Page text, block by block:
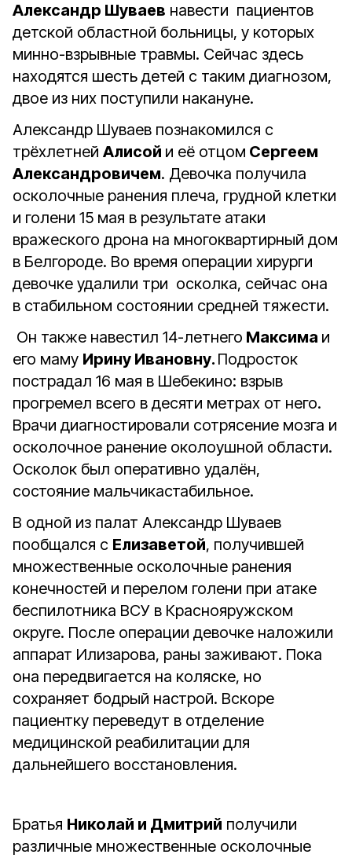
Александр Шуваев навести пациентов
детской областной больницы, у которых
минно-взрывные травмы. Сейчас здесь
находятся шесть детей с таким диагнозом,
двое из них поступили накануне.
Александр Шуваев познакомился с
трёхлетней Алисой и её отцом Сергеем
Александровичем. Девочка получила
осколочные ранения плеча, грудной клетки
и голени 15 мая в результате атаки
вражеского дрона на многоквартирный дом
в Белгороде. Во время операции хирурги
девочке удалили три осколка, сейчас она
в стабильном состоянии средней тяжести.
Он также навестил 14-летнего Максима и
его маму Ирину Ивановну. Подросток
пострадал 16 мая в Шебекино: взрыв
прогремел всего в десяти метрах от него.
Врачи диагностировали сотрясение мозга и
осколочное ранение околоушной области.
Осколок был оперативно удалён,
состояние мальчикастабильное.
В одной из палат Александр Шуваев
пообщался с Елизаветой, получившей
множественные осколочные ранения
конечностей и перелом голени при атаке
беспилотника ВСУ в Краснояружском
округе. После операции девочке наложили
аппарат Илизарова, раны заживают. Пока
она передвигается на коляске, но
сохраняет бодрый настрой. Вскоре
пациентку переведут в отделение
медицинской реабилитации для
дальнейшего восстановления.
Братья Николай и Дмитрий получили
различные множественные осколочные